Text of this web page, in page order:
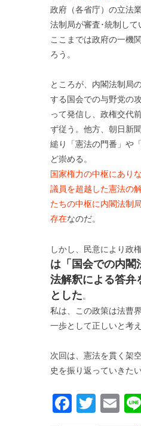
政府（各省庁）の立法
法制局が審査･統制して
ここまでは政府の一機
ろう。
ところが、内閣法制局
する国会での与野党の
って発信し、政権交代
ず従う。他方、朝日新
縋り「憲法の門番」や
ど崇める。
国家権力の中枢にあり
議員を超越した憲法の
たちの中枢に内閣法制
存在なのだ。
しかし、民意により政
は「国会での内閣
法解釈による答弁
とした。
私は、この政策は法曹
一歩として正しいと考え
次回は、憲法を貫く架
史を振り返っていきた